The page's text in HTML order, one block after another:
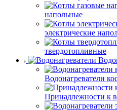
напольные
электрические
твердотопливные
Водонагреватели
Принадлежности к